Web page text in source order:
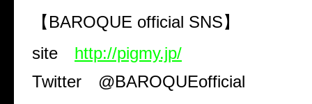
【BAROQUE official SNS】
site
http://pigmy.jp/
Twitter
@BAROQUEofficial